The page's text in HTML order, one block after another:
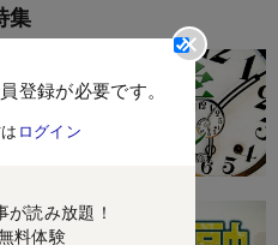
登録が必要です。
ログイン
読み放題！
料体験
集